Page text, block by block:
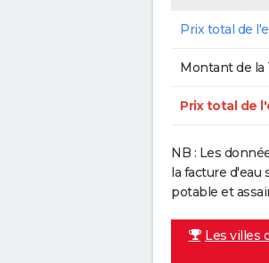
Prix total de
Montant de la
Prix total de
NB : Les
la facture d'eau
potable et
Les villes